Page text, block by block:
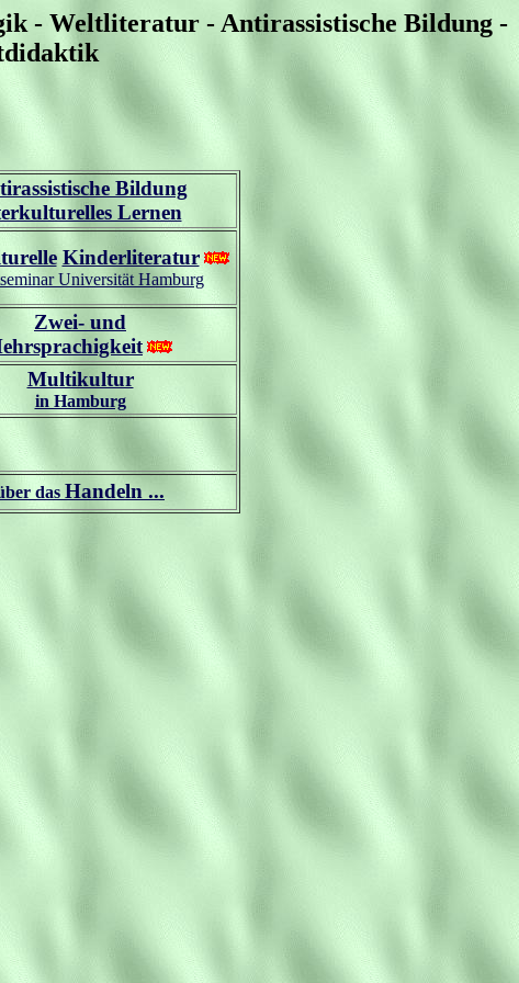
- Weltliteratur - Antirassistische Bildung -
Bildung
Lernen
Kinderliteratur
Universität Hamburg
Zwei- und
Multikultur
in Hamburg
das Handeln ...